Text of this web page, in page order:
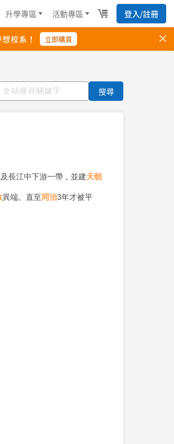
搜尋
及長江中下游一帶，並建天朝
異端。直至 同治3年才被平